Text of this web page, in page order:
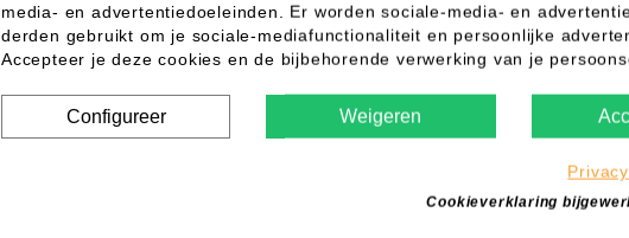
media- en advertentiedoeleinden. Er worden sociale-media- en
derden gebruikt om je sociale-mediafunctionaliteit en persoonlijke
Accepteer je deze cookies en de bijbehorende verwerking van je
Configureer Weigeren
Cookieverklaring